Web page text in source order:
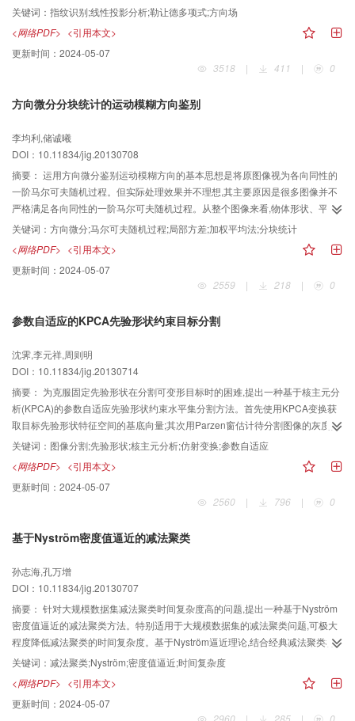
向场难以准确提取的问题;在FVC 2000指纹数据库中的大量实验结果表明,与已
有基于梯度的指纹方向场估计算法相比,本文方法有更好的提取精度和鲁棒性,对
于大噪声的低质量指纹图像能给出很好的方向场估计。
关键词： 指纹识别;线性投影分析;勒让德多项式;方向场
<网络PDF> <引用本文>
更新时间： 2024-05-07
3518
| 411 | 0
方向微分分块统计的运动模糊方向鉴别
李均利,储诚曦
DOI：10.11834/jig.20130708
摘要： 运用方向微分鉴别运动模糊方向的基本思想是将原图像视为各向同性的
一阶马尔可夫随机过程。但实际处理效果并不理想,其主要原因是很多图像并不
严格满足各向同性的一阶马尔可夫随机过程。从整个图像来看,物体形状、平坦
区域等因素都会弱化这一物理前提,造成微分图像计算不准确。为此提出一种优
化方法,先提取多个局部方差较大的特征块,再分块进行运动模糊方向的鉴别,统计
分块结果。实验结果表明,本文方法在传统的基于方向微分的加权平均法鉴别误
差较大时,依然可以取得不错的鉴别精度。
关键词： 方向微分;马尔可夫随机过程;局部方差;加权平均法;分块统计
<网络PDF> <引用本文>
更新时间： 2024-05-07
2559
| 218 | 0
参数自适应的KPCA先验形状约束目标分割
沈霁,李元祥,周则明
DOI：10.11834/jig.20130714
摘要： 为克服固定先验形状在分割可变形目标时的困难,提出一种基于核主元分
析(KPCA)的参数自适应先验形状约束水平集分割方法。首先使用KPCA变换获
取目标先验形状特征空间的基底向量;其次用Parzen窗估计待分割图像的灰度分
布以构造图像数据能量项;然后使用仿射变换对齐图像感兴趣区域与先验形状,从
而将目标形状先验知识集成到分割模型中;最后在基于水平集方法求解演化方程
时自适应地估计参数,实现形变目标的分割。实验结果表明,相比于CV(Chan-
Vese)模型和单先验形状约束的水平集方法,该模型能够有效地分割不同姿态的目
关键词： 图像分割;先验形状;核主元分析;仿射变换;参数自适应
<网络PDF> <引用本文>
更新时间： 2024-05-07
2560
| 796 | 0
基于Nyström密度值逼近的减法聚类
孙志海,孔万增
DOI：10.11834/jig.20130707
摘要： 针对大规模数据集减法聚类时间复杂度高的问题,提出一种基于Nyström
密度值逼近的减法聚类方法。特别适用于大规模数据集的减法聚类问题,可极大
程度降低减法聚类的时间复杂度。基于Nyström逼近理论,结合经典减法聚类样
本密度值计算的特点,巧妙地将Nyström理论用于减法聚类未采样样本之间密度
权值矩阵的逼近,从而实现了对所有样本的密度值逼近,最后沿用经典减法聚类修
正样本密度值的方法,实现整个减法聚类过程。将本文算法在人工数据、标准彩
色图像及UCI数据集上进行了实验,详细说明了本文算法利用少数采样样本逼近
关键词： 减法聚类;Nyström;密度值逼近;时间复杂度
<网络PDF> <引用本文>
更新时间： 2024-05-07
2960
| 285 | 0